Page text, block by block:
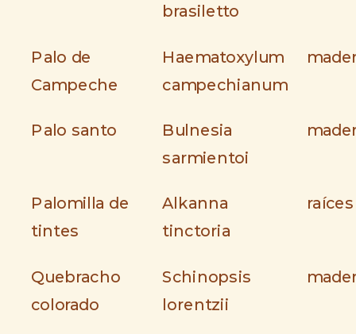
brasiletto
Palo de
Campeche
Haematoxylum
campechianum
Palo santo
Bulnesia
sarmientoi
Palomilla de
tintes
Alkanna
tinctoria
raíces
Quebracho
colorado
Schinopsis
lorentzii